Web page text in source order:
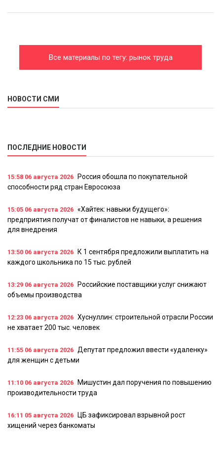
Все материалы по тегу: рынок труда
НОВОСТИ СМИ
ПОСЛЕДНИЕ НОВОСТИ
15:58 06 августа 2026
Россия обошла по покупательной
способности ряд стран Евросоюза
15:05 06 августа 2026 «Хайтек: навыки будущего»:
предприятия получат от финалистов не навыки, а решения
для внедрения
13:50 06 августа 2026
К 1 сентября предложили выплатить на
каждого школьника по 15 тыс. рублей
13:29 06 августа 2026
Российские поставщики услуг снижают
объемы производства
12:23 06 августа 2026 Хуснуллин: строительной отрасли России
не хватает 200 тыс. человек
11:55 06 августа 2026 Депутат предложил ввести «удаленку»
для женщин с детьми
11:10 06 августа 2026
Мишустин дал поручения по повышению
производительности труда
16:11 05 августа 2026
ЦБ зафиксировал взрывной рост
хищений через банкоматы